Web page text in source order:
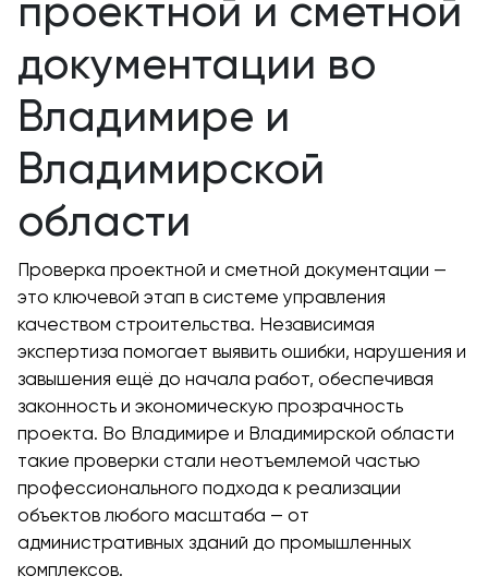
проектной и сметной
документации во
Владимире и
Владимирской
области
Проверка проектной и сметной документации —
это ключевой этап в системе управления
качеством строительства. Независимая
экспертиза помогает выявить ошибки, нарушения и
завышения ещё до начала работ, обеспечивая
законность и экономическую прозрачность
проекта. Во Владимире и Владимирской области
такие проверки стали неотъемлемой частью
профессионального подхода к реализации
объектов любого масштаба — от
административных зданий до промышленных
комплексов.